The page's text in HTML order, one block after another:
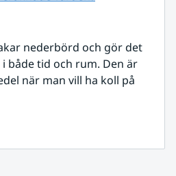
nederbörd och gör det
både tid och rum. Den är
när man vill ha koll på